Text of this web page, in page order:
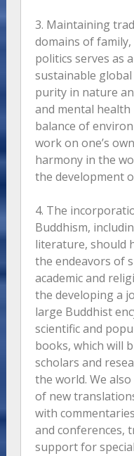
3. Maintaining
domains of
politics serves as
sustainable
purity in nature
and mental
balance of
work on one’s
harmony in the
the development
4. The
Buddhism,
literature, should
the endeavors of
academic and
the developing a
large Buddhist
scientific and
books, which will
scholars and
the world. We
of new
with
and conferences,
support for